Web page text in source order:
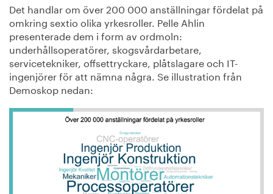
Det handlar om över 200 000 anställningar fördelat på
omkring sextio olika yrkesroller. Pelle Ahlin
presenterade dem i form av ordmoln:
underhållsoperatörer, skogsvårdarbetare,
servicetekniker, offsettryckare, plåtslagare och IT-
ingenjörer för att nämna några. Se illustration från
Demoskop nedan: